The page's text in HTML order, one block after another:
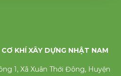
KHÍ XÂY DỰNG NHẬT NAM
1, Xã Xuân Thới Đông, Huyện